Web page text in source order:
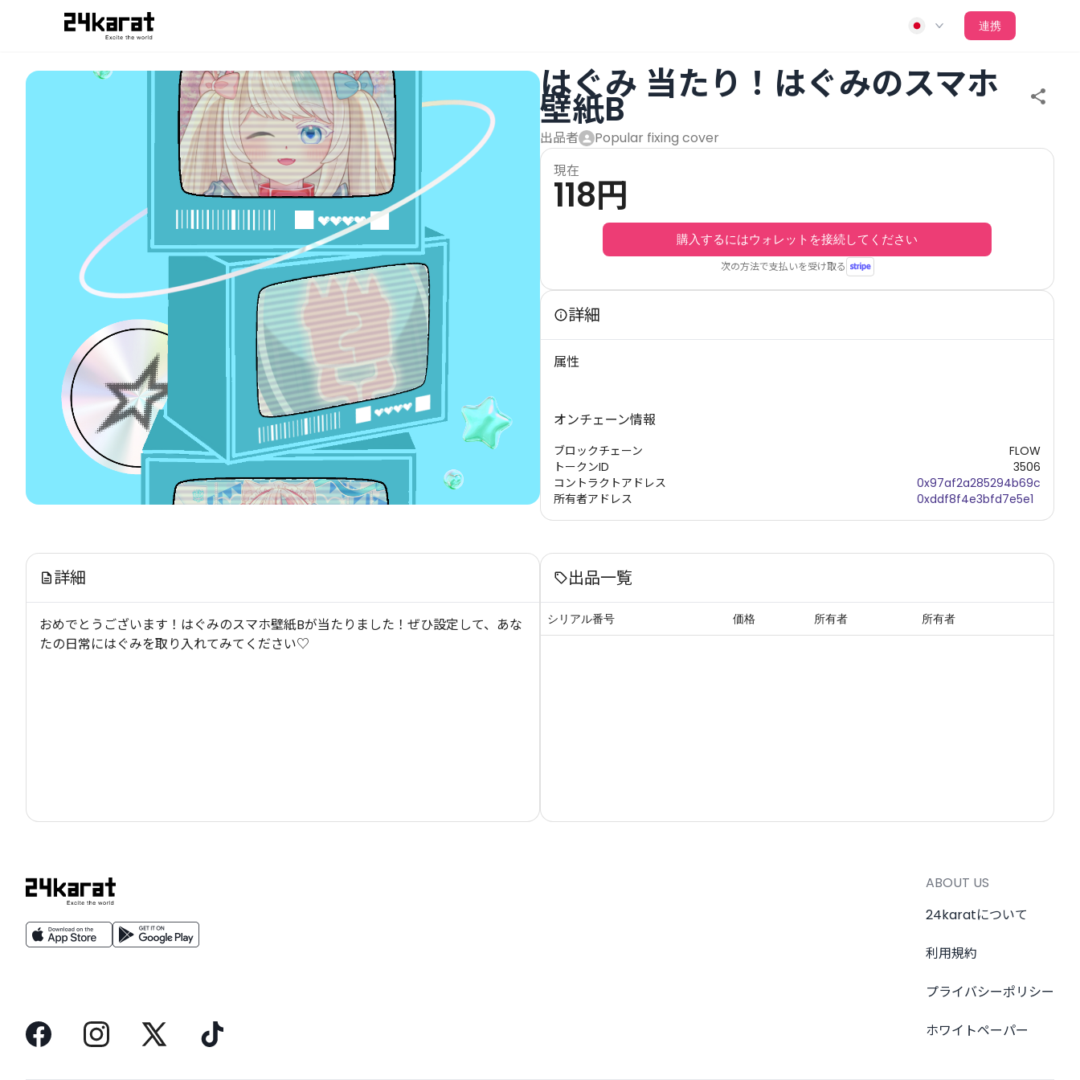
はぐみ 当たり！はぐみのスマホ壁紙B
連携
はぐみ 当たり！はぐみのスマホ
壁紙B
出品者
Popular fixing cover
現在
118円
購入するにはウォレットを接続してください
次の方法で支払いを受け取る
詳細
属性
オンチェーン情報
ブロックチェーン
トークンID
コントラクトアドレス
所有者アドレス
FLOW
3506
0x97af2a285294b69c
0xddf8f4e3bfd7e5e1
詳細
おめでとうございます！はぐみのスマホ壁紙Bが当たりました！ぜひ設定して、あな
たの日常にはぐみを取り入れてみてください♡
出品一覧
シリアル番号 価格 所有者 所有者
ABOUT US
24karatについて
利用規約
プライバシーポリシー
ホワイトペーパー